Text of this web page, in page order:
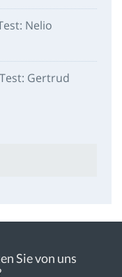
Nelio
Gertrud
Sie von uns